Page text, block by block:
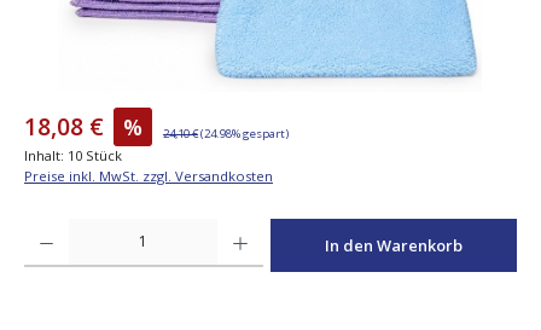
18,08 € % 24,10 €(24.98% gespart)
Inhalt: 10 Stück
Preise inkl. MwSt. zzgl. Versandkosten
In den Warenkorb